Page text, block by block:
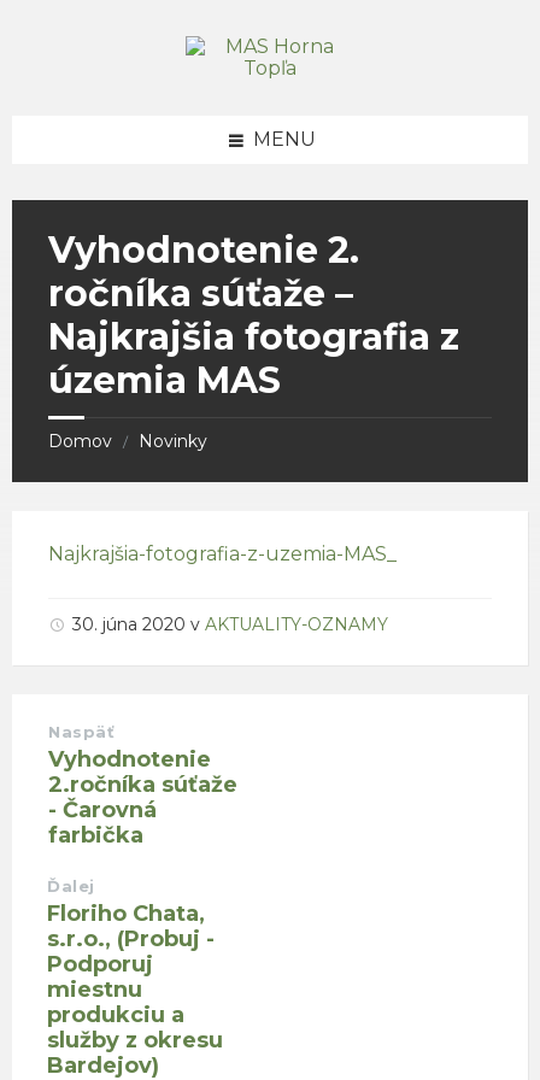
MENU
Vyhodnotenie 2.
ročníka súťaže –
Najkrajšia fotografia z
územia MAS
Domov / Novinky
Najkrajšia-fotografia-z-uzemia-MAS_
30. júna 2020 v AKTUALITY-OZNAMY
Naspäť
Vyhodnotenie
2.ročníka súťaže
- Čarovná
farbička
Ďalej
Floriho Chata,
s.r.o., (Probuj -
Podporuj
miestnu
produkciu a
služby z okresu
Bardejov)